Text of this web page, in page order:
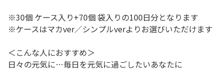
※30個 ケース入り+70個 袋入りの100日分となります
※ケースはマカver／シンプルverよりお選びいただけます
＜こんな人におすすめ＞
日々の元気に…毎日を元気に過ごしたいあなたに